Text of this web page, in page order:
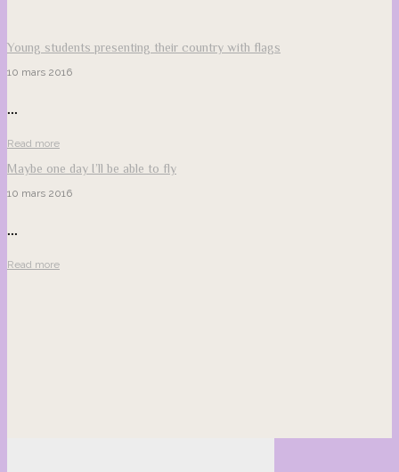
Young students presenting their country with flags
10 mars 2016
...
Read more
Maybe one day I’ll be able to fly
10 mars 2016
...
Read more